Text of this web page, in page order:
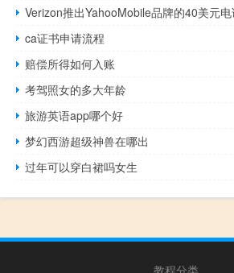
Verizon推出YahooMobile品牌的40美元
ca证书申请流程
赔偿所得如何入账
考驾照女的多大年龄
旅游英语app哪个好
梦幻西游超级神兽在哪出
过年可以穿白裙吗女生
教程分类